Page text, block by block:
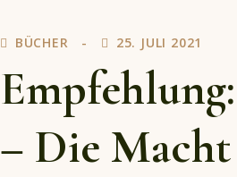
Reise
dem
Weihnachtsschwein
BÜCHER 25. JULI 2021
– Die